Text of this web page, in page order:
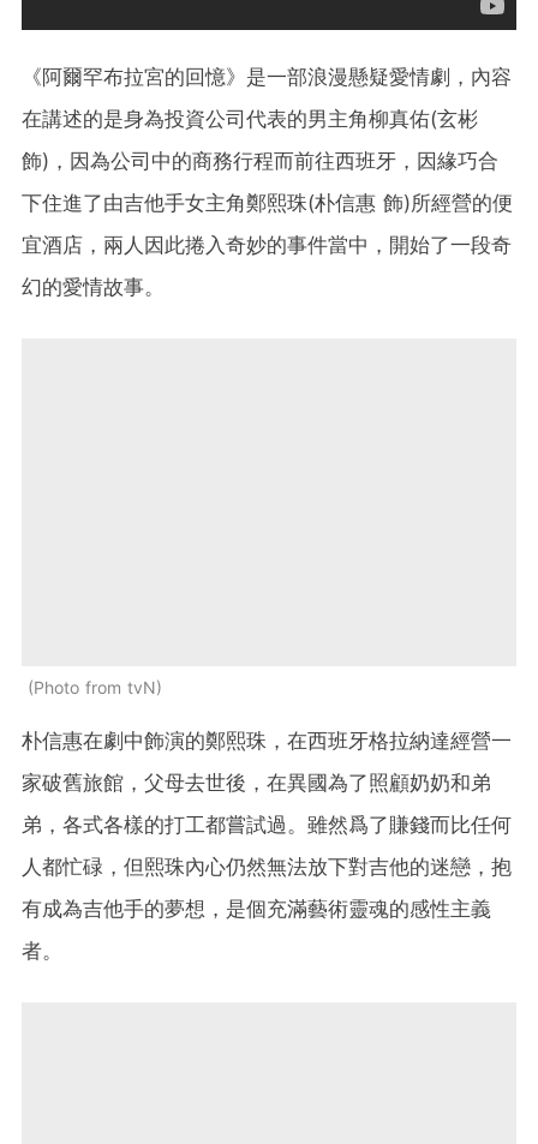
《阿爾罕布拉宮的回憶》是一部浪漫懸疑愛情劇，內容
在講述的是身為投資公司代表的男主角柳真佑(玄彬
飾)，因為公司中的商務行程而前往西班牙，因緣巧合
下住進了由吉他手女主角鄭熙珠(朴信惠 飾)所經營的便
宜酒店，兩人因此捲入奇妙的事件當中，開始了一段奇
幻的愛情故事。
Photo from tvN
朴信惠在劇中飾演的鄭熙珠，在西班牙格拉納達經營一
家破舊旅館，父母去世後，在異國為了照顧奶奶和弟
弟，各式各樣的打工都嘗試過。雖然爲了賺錢而比任何
人都忙碌，但熙珠內心仍然無法放下對吉他的迷戀，抱
有成為吉他手的夢想，是個充滿藝術靈魂的感性主義
者。